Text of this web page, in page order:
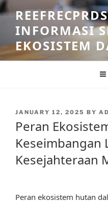
Skip
to
contentINFORMASI
EKOSISTEM
POSTED
JANUARY 12, 2025 BY
Peran
Keseimbangan
Kesejahteraan
Peran ekosistem hutan